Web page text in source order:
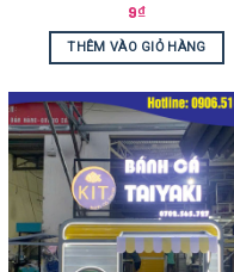
9₫
THÊM VÀO GIỎ HÀNG